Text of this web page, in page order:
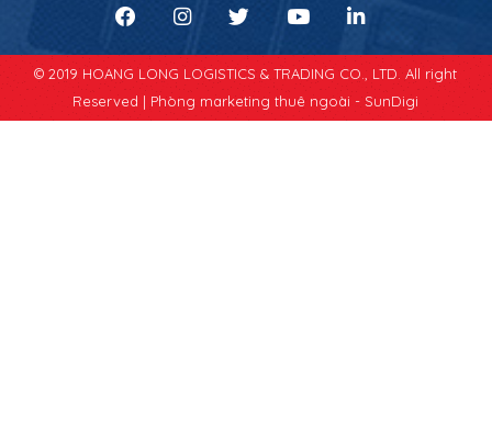
© 2019 HOANG LONG LOGISTICS & TRADING CO., LTD. All right
Reserved | Phòng marketing thuê ngoài - SunDigi